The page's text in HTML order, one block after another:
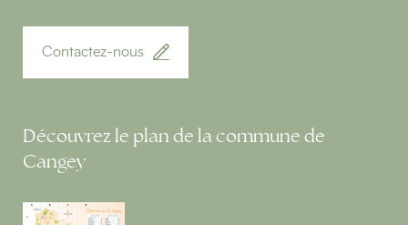
Contactez-nous
Découvrez le plan de la commune de
Cangey